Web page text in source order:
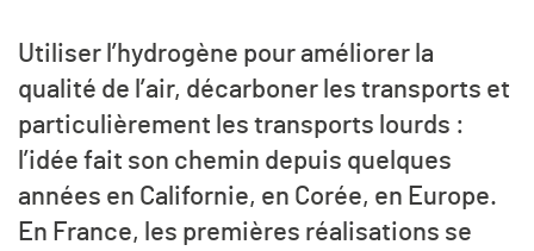
Utiliser l’hydrogène pour améliorer la
qualité de l’air, décarboner les transports et
particulièrement les transports lourds :
l’idée fait son chemin depuis quelques
années en Californie, en Corée, en Europe.
En France, les premières réalisations se